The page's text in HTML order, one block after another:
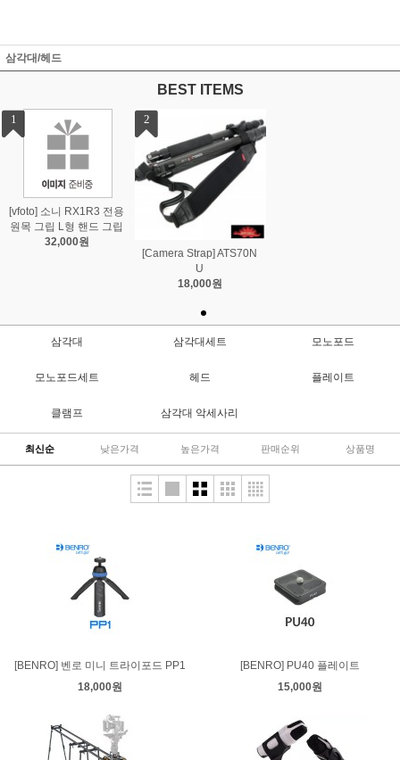
삼각대/헤드
BEST ITEMS
1
[vfoto] 소니 RX1R3 전용
원목 그립 L형 핸드 그립
32,000원
2
[Camera Strap] ATS70N
U
18,000원
삼각대 삼각대세트 모노포드
모노포드세트 헤드 플레이트
클램프 삼각대 악세사리
최신순 낮은가격 높은가격 판매순위 상품명
[BENRO] 벤로 미니 트라이포드 PP1
18,000원
[BENRO] PU40 플레이트
15,000원